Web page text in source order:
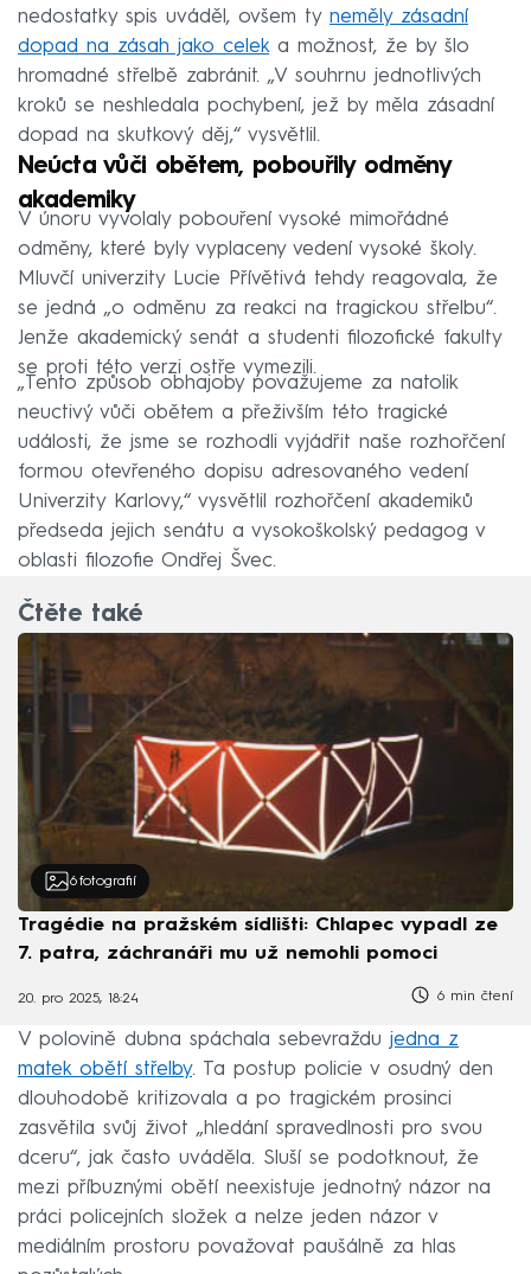
nedostatky spis uváděl, ovšem ty neměly zásadní
dopad na zásah jako celeka možnost, že by šlo
hromadné střelbě zabránit. „V souhrnu jednotlivých
kroků se neshledala pochybení, jež by měla zásadní
dopad na skutkový děj,“ vysvětlil.
Neúcta vůči obětem, pobouřily odměny
akademiky
V únoru vyvolaly pobouření vysoké mimořádné
odměny, které byly vyplaceny vedení vysoké školy.
Mluvčí univerzity Lucie Přívětivá tehdy reagovala, že
se jedná „o odměnu za reakci na tragickou střelbu“.
Jenže akademický senát a studenti filozofické fakulty
se proti této verzi ostře vymezili.
„Tento způsob obhajoby považujeme za natolik
neuctivý vůči obětem a přeživším této tragické
události, že jsme se rozhodli vyjádřit naše rozhořčení
formou otevřeného dopisu adresovaného vedení
Univerzity Karlovy,“ vysvětlil rozhořčení akademiků
předseda jejich senátu a vysokoškolský pedagog v
oblasti filozofie Ondřej Švec.
Čtěte také
6 fotografií
Tragédie na pražském sídlišti: Chlapec vypadl ze
7. patra, záchranáři mu už nemohli pomoci
20. pro 2025, 18:24 6 min čtení
V polovině dubna spáchala sebevraždu jedna z
matek obětí střelby. Ta postup policie v osudný den
dlouhodobě kritizovala a po tragickém prosinci
zasvětila svůj život „hledání spravedlnosti pro svou
dceru“, jak často uváděla. Sluší se podotknout, že
mezi příbuznými obětí neexistuje jednotný názor na
práci policejních složek a nelze jeden názor v
mediálním prostoru považovat paušálně za hlas